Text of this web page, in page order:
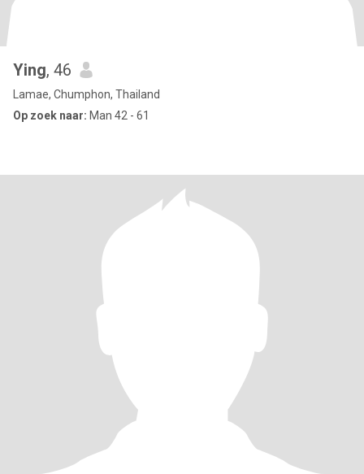
Ying, 46
Lamae, Chumphon, Thailand
Op zoek naar: Man 42 - 61